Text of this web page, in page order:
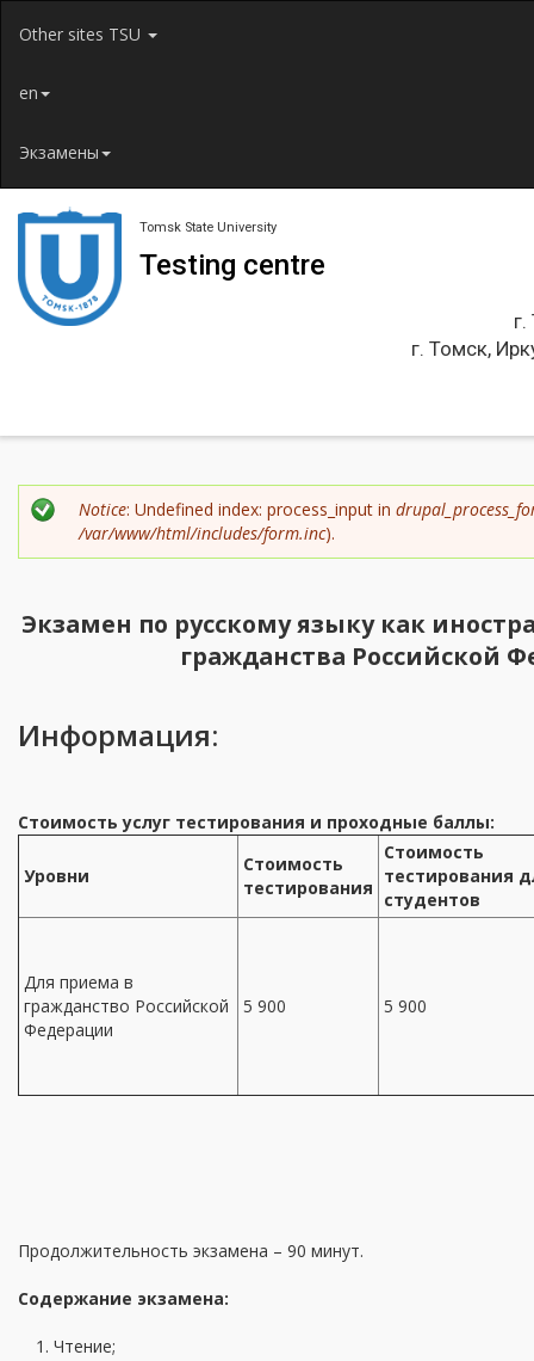
Other sites TSU
en
Экзамены
Tomsk State University
Testing centre
г. Томск,
Error
message
Notice: Undefined index: process_input in
/var/www/html/includes/form.inc).
Экзамен по русскому языку как
гражданства Российской
Информация:
Стоимость услуг тестирования и проходные баллы:
Уровни
Стоимость
тестирования
Стоимость
тестирования
студентов
Для приема в
гражданство Российской
Федерации
5 900 5 900
Продолжительность экзамена – 90 минут.
Содержание экзамена:
Чтение;